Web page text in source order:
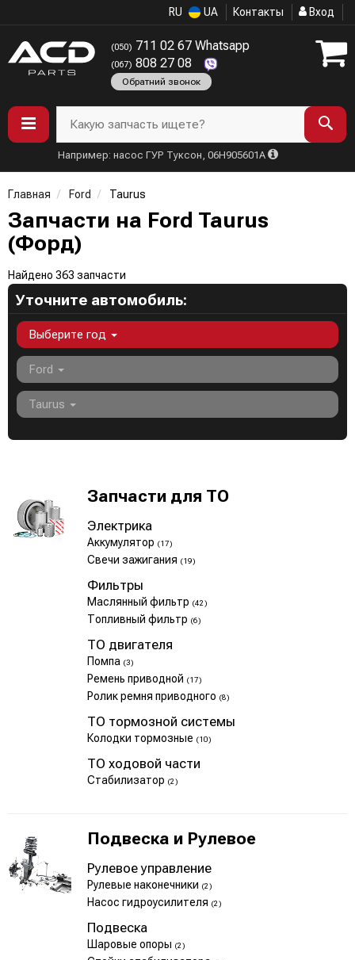
RU UA Контакты Вход
(050) 711 02 67 Whatsapp
(067) 808 27 08
Обратний звонок
Какую запчасть ищете?
Например: насос ГУР Туксон, 06H905601A
Главная Ford Taurus
Запчасти на Ford Taurus
(Форд)
Найдено 363 запчасти
Уточните автомобиль:
Выберите год
Ford
Taurus
Запчасти для ТО
Электрика
Аккумулятор (17)
Свечи зажигания (19)
Фильтры
Маслянный фильтр (42)
Топливный фильтр (6)
ТО двигателя
Помпа (3)
Ремень приводной (17)
Ролик ремня приводного (8)
ТО тормозной системы
Колодки тормозные (10)
ТО ходовой части
Стабилизатор (2)
Подвеска и Рулевое
Рулевое управление
Рулевые наконечники (2)
Насос гидроусилителя (2)
Подвеска
Шаровые опоры (2)